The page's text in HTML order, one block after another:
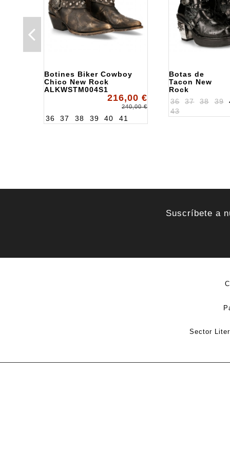
Botines Biker Cowboy
Chico New Rock
ALKWSTM004S1
216,00 €
240,00 €
36 37 38 39 40 41
Botas de
Tacon New
Rock
ALK8366S1
36 37 38 39
43
Suscríbete a
Sector